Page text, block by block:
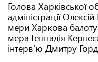
Голова Харківської
адміністрації
мери Харкова
мера Геннадія
інтерв'ю Дмитру